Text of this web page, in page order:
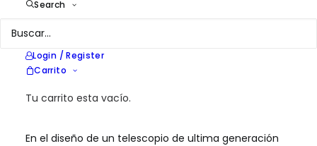
Search
Login / Register
Carrito
Tu carrito esta vacío.
Year
Location
En el diseño de un telescopio de ultima generación